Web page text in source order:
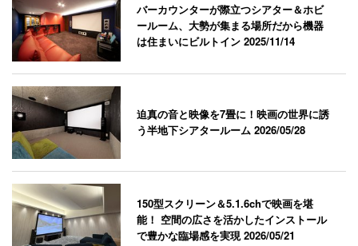
バーカウンターが際立つシアター＆ホビ
ールーム、大勢が集まる場所だから機器
は住まいにビルトイン2025/11/14
迫真の音と映像を7畳に！映画の世界に誘
う半地下シアタールーム2026/05/28
150型スクリーン＆5.1.6chで映画を堪
能！ 空間の広さを活かしたインストール
で豊かな臨場感を実現2026/05/21